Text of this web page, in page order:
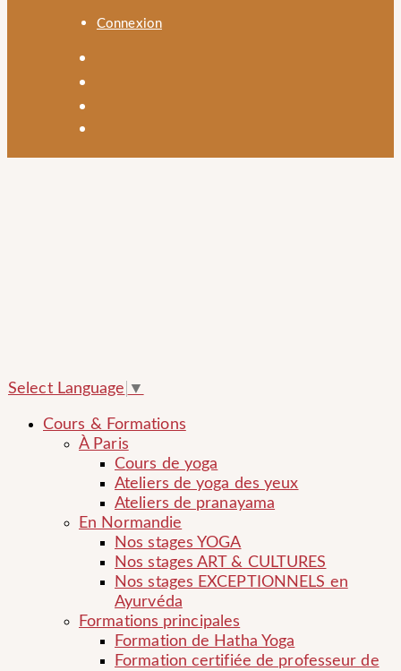
Connexion
Select Language ▼
Cours & Formations
À Paris
Cours de yoga
Ateliers de yoga des yeux
Ateliers de pranayama
En Normandie
Nos stages YOGA
Nos stages ART & CULTURES
Nos stages EXCEPTIONNELS en
Ayurvéda
Formations principales
Formation de Hatha Yoga
Formation certifiée de professeur de